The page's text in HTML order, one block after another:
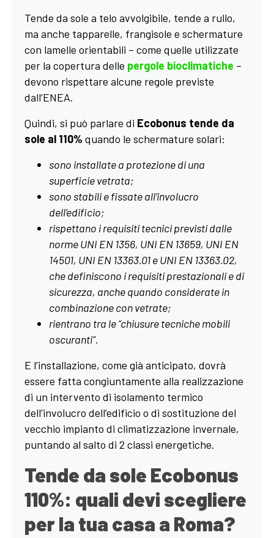
Tende da sole a telo avvolgibile, tende a rullo,
ma anche tapparelle, frangisole e schermature
con lamelle orientabili – come quelle utilizzate
per la copertura delle pergole bioclimatiche –
devono rispettare alcune regole previste
dall’ENEA.
Quindi, si può parlare di Ecobonus tende da
sole al 110% quando le schermature solari:
sono installate a protezione di una
superficie vetrata;
sono stabili e fissate all’involucro
dell’edificio;
rispettano i requisiti tecnici previsti dalle
norme UNI EN 1356, UNI EN 13659, UNI EN
14501, UNI EN 13363.01 e UNI EN 13363.02,
che definiscono i requisiti prestazionali e di
sicurezza, anche quando considerate in
combinazione con vetrate;
rientrano tra le “chiusure tecniche mobili
oscuranti”.
E l’installazione, come già anticipato, dovrà
essere fatta congiuntamente alla realizzazione
di un intervento di isolamento termico
dell’involucro dell’edificio o di sostituzione del
vecchio impianto di climatizzazione invernale,
puntando al salto di 2 classi energetiche.
Tende da sole Ecobonus
110%: quali devi scegliere
per la tua casa a Roma?